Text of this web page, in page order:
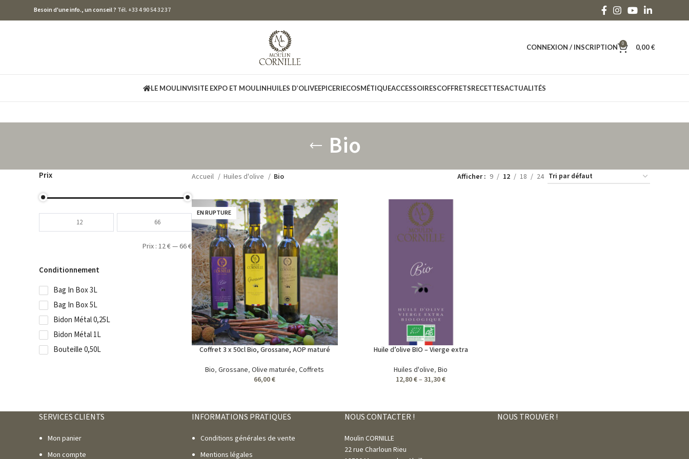
Besoin d'une info., un conseil ? Tél. +33 4 90 54 32 37
CONNEXION / INSCRIPTION 0 0,00€
LE MOULINVISITE EXPO ET MOULINHUILES D’OLIVEEPICERIECOSMÉTIQUEACCESSOIRESCOFFRETSRECETTESACTUALITÉS
Bio
Prix
Prix : 12€—66€
Conditionnement
Bag In Box 3L
Bag In Box 5L
Bidon Métal 0,25L
Bidon Métal 1L
Bouteille 0,50L
Accueil Huiles d'olive Bio Afficher 9 12 18 24
EN RUPTURE
Coffret 3 x 50cl Bio, Grossane, AOP maturé
Bio,Grossane,Olive maturée,Coffrets
66,00€
Huile d’olive BIO – Vierge extra
Huiles d'olive,Bio
12,80€–31,30€
SERVICES CLIENTS
Mon panier
Mon compte
INFORMATIONS PRATIQUES
Conditions générales de vente
Mentions légales
NOUS CONTACTER !
Moulin CORNILLE
22 rue Charloun Rieu
NOUS TROUVER !